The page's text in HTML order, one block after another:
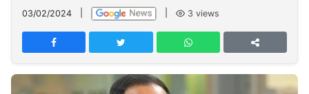
Network
PT
TREETAN
INDONESIA
03/02/2024 3 views